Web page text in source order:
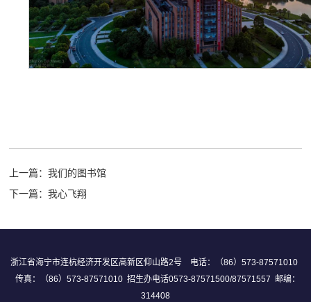
上一篇：我们的图书馆
下一篇：我心飞翔
浙江省海宁市连杭经济开发区高新区仰山路2号 电话：（86）573-87571010
传真：（86）573-87571010 招生办电话0573-87571500/87571557 邮编：
314408